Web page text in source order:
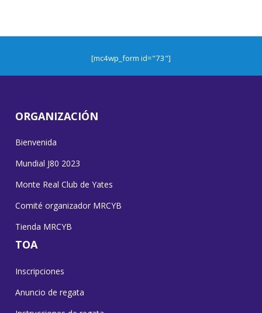
[mc4wp_form id="73"]
ORGANIZACIÓN
Bienvenida
Mundial J80 2023
Monte Real Club de Yates
Comité organizador MRCYB
Tienda MRCYB
TOA
Inscripciones
Anuncio de regata